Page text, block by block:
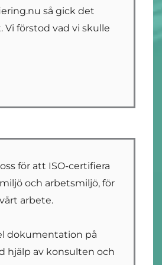
så gick det
Vi förstod vad vi skulle
för att ISO-certifiera
och arbetsmiljö, för
arbete.
dokumentation på
hjälp av konsulten och